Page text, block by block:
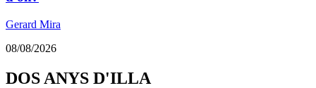
Gerard Mira
08/08/2026
DOS ANYS D'ILLA